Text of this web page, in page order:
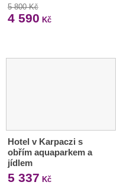
5 800 Kč
4 590 Kč
Hotel v Karpaczi s
obřím aquaparkem a
jídlem
5 337 Kč